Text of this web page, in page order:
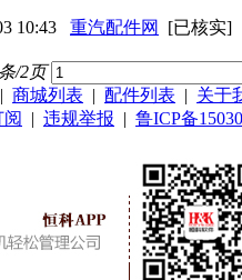
10:43 重汽配件网 [已核实]
/2页
| 商城列表 | 配件列表 | 关于
阅 | 违规举报 | 鲁ICP备